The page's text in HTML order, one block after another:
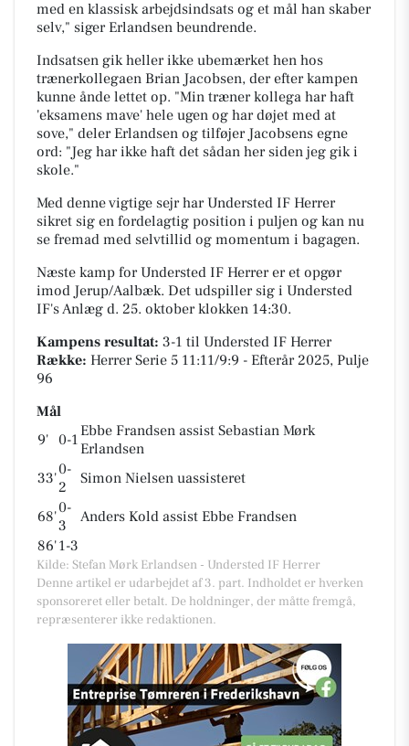
med en klassisk arbejdsindsats og et mål han skaber
selv," siger Erlandsen beundrende.
Indsatsen gik heller ikke ubemærket hen hos
trænerkollegaen Brian Jacobsen, der efter kampen
kunne ånde lettet op. "Min træner kollega har haft
'eksamens mave' hele ugen og har døjet med at
sove," deler Erlandsen og tilføjer Jacobsens egne
ord: "Jeg har ikke haft det sådan her siden jeg gik i
skole."
Med denne vigtige sejr har Understed IF Herrer
sikret sig en fordelagtig position i puljen og kan nu
se fremad med selvtillid og momentum i bagagen.
Næste kamp for Understed IF Herrer er et opgør
imod Jerup/Aalbæk. Det udspiller sig i Understed
IF's Anlæg d. 25. oktober klokken 14:30.
Kampens resultat: 3-1 til Understed IF Herrer
Række: Herrer Serie 5 11:11/9:9 - Efterår 2025, Pulje
96
Mål
9' 0-1 Ebbe Frandsen assist Sebastian Mørk
Erlandsen
33'0-
2
Simon Nielsen uassisteret
68'0-
3
Anders Kold assist Ebbe Frandsen
86'1-3
Kilde: Stefan Mørk Erlandsen - Understed IF Herrer
Denne artikel er udarbejdet af 3. part. Indholdet er hverken
sponsoreret eller betalt. De holdninger, der måtte fremgå,
repræsenterer ikke redaktionen.